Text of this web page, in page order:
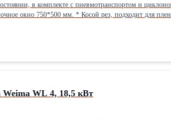
и циклоном. * Длина рабочей части вала 750 мм. * Ножей на роторе 3 ряда
окно 750*500 мм. * Косой рез, подходит для
Габариты дробилки: Д*Ш*В – 1500*1350*2500 мм. *
WL 4, 18,5 кВт